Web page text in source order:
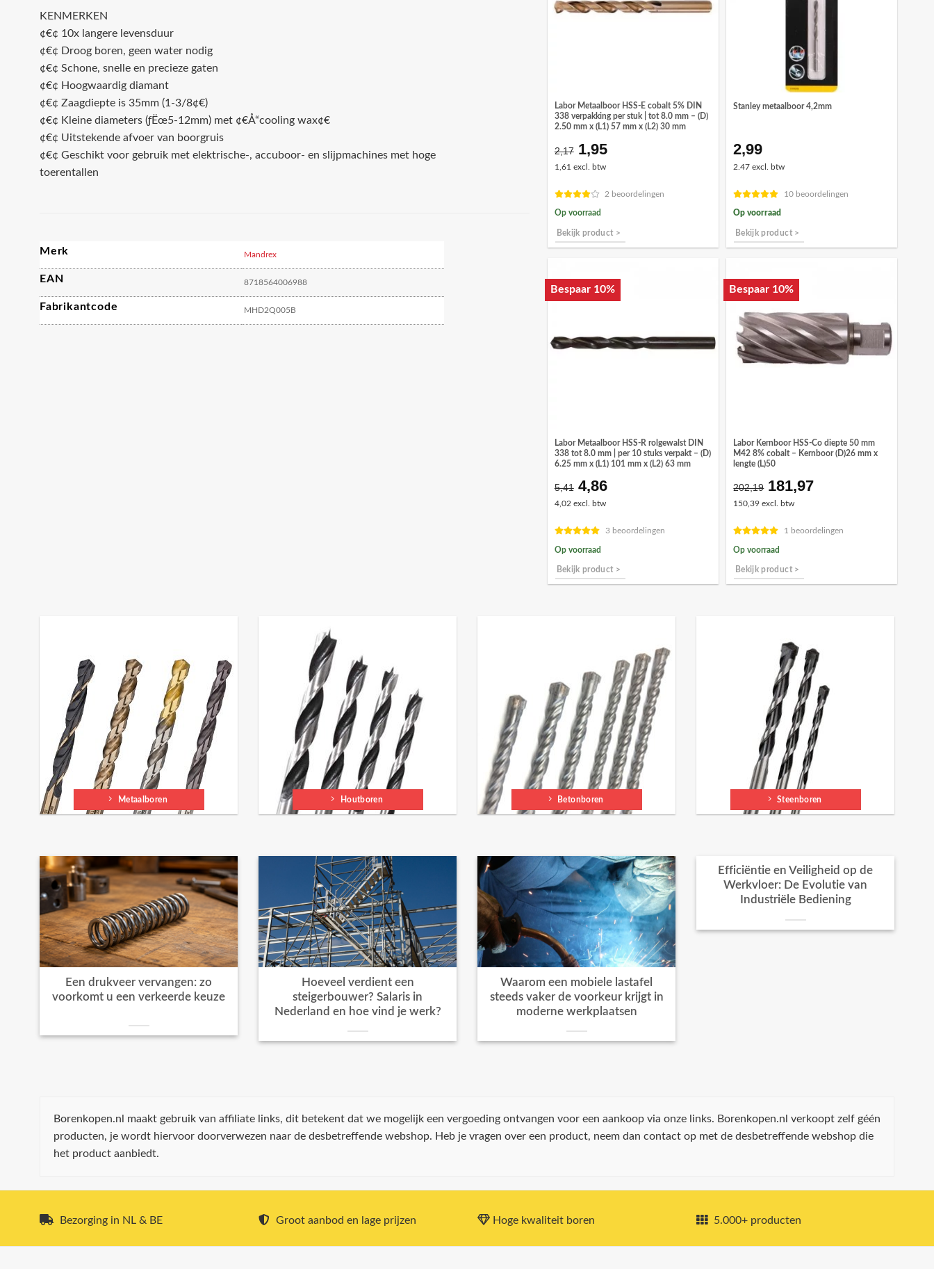
KENMERKEN
¢€¢ 10x langere levensduur
¢€¢ Droog boren, geen water nodig
¢€¢ Schone, snelle en precieze gaten
¢€¢ Hoogwaardig diamant
¢€¢ Zaagdiepte is 35mm (1-3/8¢€)
¢€¢ Kleine diameters (ƒËœ5-12mm) met ¢€Å“cooling wax¢€
¢€¢ Uitstekende afvoer van boorgruis
¢€¢ Geschikt voor gebruik met elektrische-, accuboor- en slijpmachines met hoge
toerentallen
Merk Mandrex
EAN 8718564006988
Fabrikantcode MHD2Q005B
Labor Metaalboor HSS-E cobalt 5% DIN
338 verpakking per stuk | tot 8.0 mm – (D)
2.50 mm x (L1) 57 mm x (L2) 30 mm
2,17 Oorspronkelijke
prijs
€2,17.
1,95Huidige
€1,95.
1,61 excl. btw
2 beoordelingen
Op voorraad
Bekijk product >
Stanley metaalboor 4,2mm
2,99
2.47 excl. btw
10 beoordelingen
Op voorraad
Bekijk product >
Bespaar 10%
Labor Metaalboor HSS-R rolgewalst DIN
338 tot 8.0 mm | per 10 stuks verpakt – (D)
6.25 mm x (L1) 101 mm x (L2) 63 mm
5,41 Oorspronkelijke
prijs
€5,41.
4,86Huidige
€4,86.
4,02 excl. btw
3 beoordelingen
Op voorraad
Bekijk product >
Bespaar 10%
Labor Kernboor HSS-Co diepte 50 mm
M42 8% cobalt – Kernboor (D)26 mm x
lengte (L)50
202,19 Oorspronkelijke
prijs
€202,19.
181,97Huidige
€181,97.
150,39 excl. btw
1 beoordelingen
Op voorraad
Bekijk product >
Metaalboren Houtboren Betonboren Steenboren
Een drukveer vervangen: zo
voorkomt u een verkeerde keuze
Hoeveel verdient een
steigerbouwer? Salaris in
Nederland en hoe vind je werk?
Waarom een mobiele lastafel
steeds vaker de voorkeur krijgt in
moderne werkplaatsen
Efficiëntie en Veiligheid op de
Werkvloer: De Evolutie van
Industriële Bediening
Borenkopen.nl maakt gebruik van affiliate links, dit betekent dat we mogelijk een vergoeding ontvangen voor een aankoop via onze links. Borenkopen.nl verkoopt zelf géén
producten, je wordt hiervoor doorverwezen naar de desbetreffende webshop. Heb je vragen over een product, neem dan contact op met de desbetreffende webshop die
het product aanbiedt.
Bezorging in NL & BE Groot aanbod en lage prijzen Hoge kwaliteit boren 5.000+ producten